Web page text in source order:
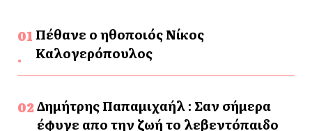
Πέθανε ο ηθοποιός Νίκος
Καλογερόπουλος
Δημήτρης Παπαμιχαήλ : Σαν σήμερα
έφυγε απο την ζωή το λεβεντόπαιδο